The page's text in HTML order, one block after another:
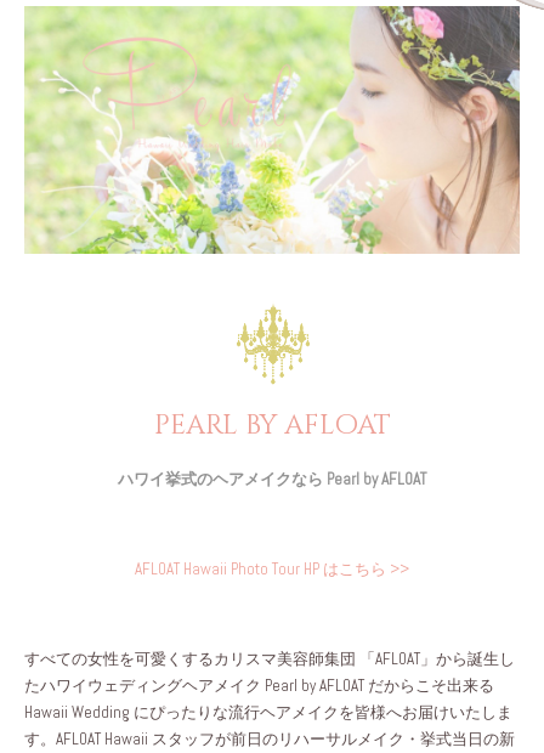
pearl by afloat
ハワイ挙式のヘアメイクなら Pearl by AFLOAT
AFLOAT Hawaii Photo Tour HP はこちら >>
すべての女性を可愛くするカリスマ美容師集団 「AFLOAT」から誕生し
たハワイウェディングヘアメイク Pearl by AFLOAT だからこそ出来る
Hawaii Wedding にぴったりな流行ヘアメイクを皆様へお届けいたしま
す。AFLOAT Hawaii スタッフが前日のリハーサルメイク・挙式当日の新